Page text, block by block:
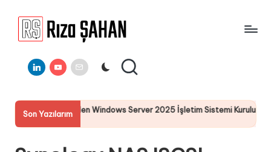
a
Ş
A
Bilgi
Paylaşım
LinkedinYoutube
E-
Mail
Son Yazılarım
Windows Server 2025 İşletim Sistemi Kurulumu Server
19